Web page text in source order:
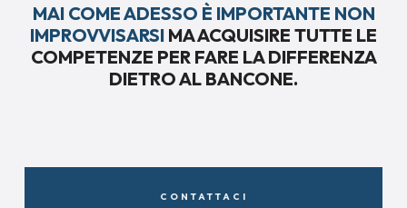
MAI COME ADESSO È IMPORTANTE NON
IMPROVVISARSI MA ACQUISIRE TUTTE LE
COMPETENZE PER FARE LA DIFFERENZA
DIETRO AL BANCONE.
CONTATTACI